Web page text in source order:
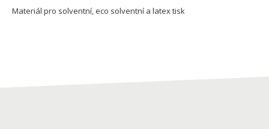
Materiál pro solventní, eco solventní a latex tisk